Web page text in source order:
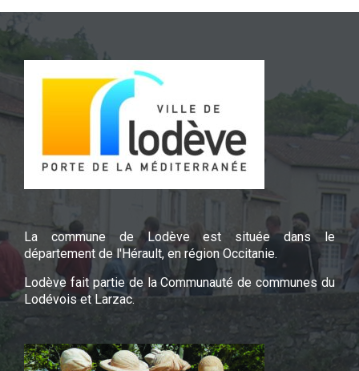
La commune de Lodève est située dans le
département de l'Hérault, en région Occitanie.
Lodève fait partie de la Communauté de communes du
Lodévois et Larzac.